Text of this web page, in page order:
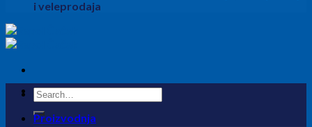
i veleprodaja
Search
for:
Proizvodnja